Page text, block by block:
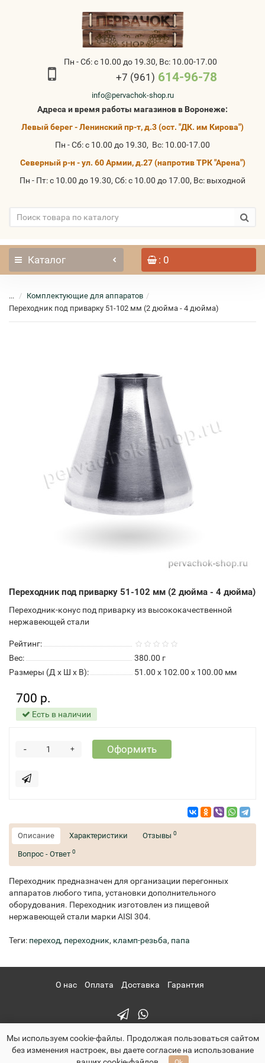
Пн - Сб: с 10.00 до 19.30, Вс: 10.00-17.00
+7 (961) 614-96-78
info@pervachok-shop.ru
Адреса и время работы магазинов в Воронеже:
Левый берег - Ленинский пр-т, д.3 (ост. "ДК. им Кирова")
Пн - Сб: с 10.00 до 19.30, Вс: 10.00-17.00
Северный р-н - ул. 60 Армии, д.27 (напротив ТРК "Арена")
Пн - Пт: с 10.00 до 19.30, Сб: с 10.00 до 17.00, Вс: выходной
Каталог : 0
...
Комплектующие для аппаратов
Переходник под приварку 51-102 мм (2 дюйма - 4 дюйма)
Переходник под приварку 51-102 мм (2 дюйма - 4 дюйма)
Переходник-конус под приварку из высококачественной
нержавеющей стали
Рейтинг:
Вес:
380.00 г
Размеры (Д x Ш x В):
51.00 x 102.00 x 100.00 мм
700 р.
Есть в наличии
+
- Оформить
Описание Характеристики Отзывы 0
Вопрос - Ответ 0
Переходник предназначен для организации перегонных
аппаратов любого типа, установки дополнительного
оборудования. Переходник изготовлен из пищевой
нержавеющей стали марки AISI 304.
Теги: переход, переходник, кламп-резьба, папа
О нас Оплата Доставка Гарантия
Мы используем cookie-файлы. Продолжая пользоваться сайтом
без изменения настроек, вы даете согласие на использование